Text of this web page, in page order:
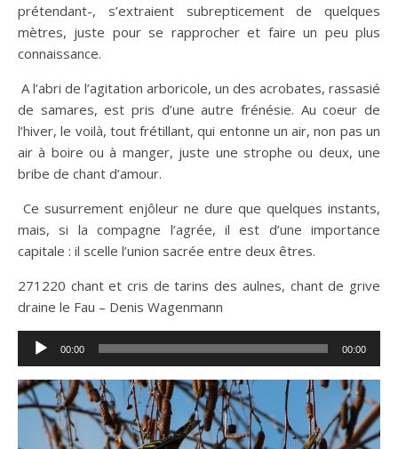
prétendant-, s’extraient subrepticement de quelques
mètres, juste pour se rapprocher et faire un peu plus
connaissance.
​ A l’abri de l’agitation arboricole, un des acrobates, rassasié
de samares, est pris d’une autre frénésie. Au coeur de
l’hiver, le voilà, tout frétillant, qui entonne un air, non pas un
air à boire ou à manger, juste une strophe ou deux, une
bribe de chant d’amour.
​ Ce susurrement enjôleur ne dure que quelques instants,
mais, si la compagne l’agrée, il est d’une importance
capitale : il scelle l’union sacrée entre deux êtres.
271220 chant et cris de tarins des aulnes, chant de grive
draine le Fau – Denis Wagenmann
Lecteur
audio
00:00 00:00